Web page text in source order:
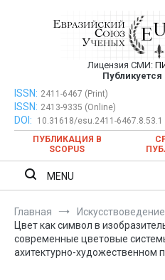
публикация
ежемесячном
Лицензия СМИ:
Публикуется
Евразийский Союз Ученых —
ежемесячном
ISSN: 2411-6467 (Print)
ISSN: 2413-9335 (Online)
DOI:
10.31618/esu.2411-6467.8.53.1
ПУБЛИКАЦИЯ В
SCOPUS
MENU
Главная
Искусствоведение
Цвет как символ в
современные цветовые
ахитектурно-художественном